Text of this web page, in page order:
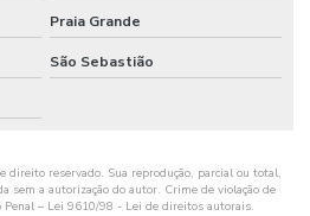
Plásticos
Para Indústria
Praia Grande
São Sebastião
direito reservado. Sua reprodução, parcial ou total,
sem a autorização do autor. Crime de violação de
– Lei 9610/98 - Lei de direitos autorais.